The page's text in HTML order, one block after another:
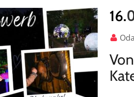
16.